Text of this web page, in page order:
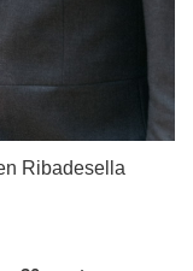
Ribadesella